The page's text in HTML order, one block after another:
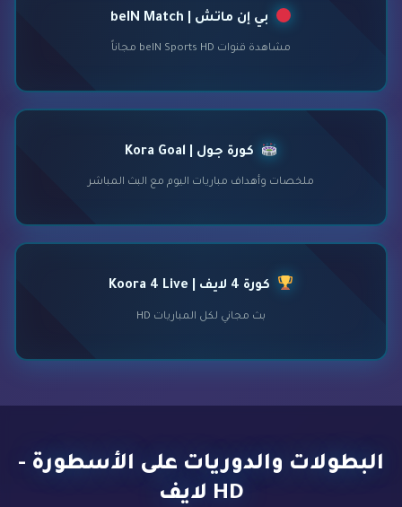
بي إن ماتش | beIN Match
مشاهدة قنوات beIN Sports HD مجاناً
كورة جول | Kora Goal
ملخصات وأهداف مباريات اليوم مع البث المباشر
كورة 4 لايف | Koora 4 Live
بث مجاني لكل المباريات HD
البطولات والدوريات على الأسطورة -
HD لايف